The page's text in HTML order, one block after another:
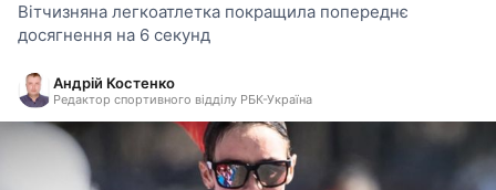
Вітчизняна легкоатлетка покращила попереднє
досягнення на 6 секунд
Андрій Костенко
Редактор спортивного відділу РБК-Україна